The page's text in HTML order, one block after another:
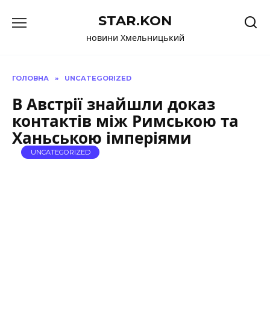
до
STAR.KON
новини Хмельницький
ГОЛОВНА » UNCATEGORIZED
В Австрії знайшли доказ
контактів між Римською та
Ханьською імперіями
UNCATEGORIZED